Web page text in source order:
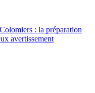
: la préparation
avertissement